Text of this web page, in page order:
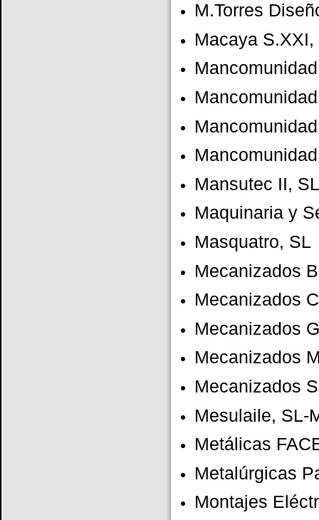
M.Torres
Macaya S.XXI,
Mansutec II,
Maquinaria y
Masquatro, SL
Mecanizados
Mecanizados
Mecanizados
Mecanizados
Mecanizados
Mesulaile, SL-
Metálicas
Metalúrgicas
Montajes